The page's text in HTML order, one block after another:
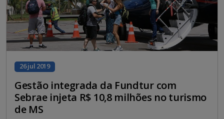
26 jul 2019
Gestão integrada da Fundtur com
Sebrae injeta R$ 10,8 milhões no turismo
de MS